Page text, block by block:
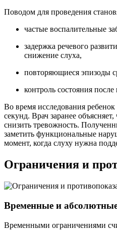
Поводом для проведения
частые воспалительные
задержка речевого
снижение слуха,
повторяющиеся эпизоды
контроль состояния
Во время исследования
секунд. Врач заранее
снизить тревожность.
заметить функциональные
момент, когда слуху нужна
Ограничения и
Временные и
Временными ограничениями